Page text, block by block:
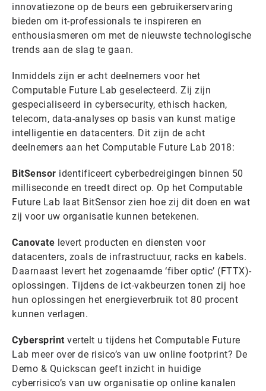
innovatiezone op de beurs een gebruikerservaring
bieden om it-professionals te inspireren en
enthousiasmeren om met de nieuwste technologische
trends aan de slag te gaan.
Inmiddels zijn er acht deelnemers voor het
Computable Future Lab geselecteerd. Zij zijn
gespecialiseerd in cybersecurity, ethisch hacken,
telecom, data-analyses op basis van kunst matige
intelligentie en datacenters. Dit zijn de acht
deelnemers aan het Computable Future Lab 2018:
BitSensor identificeert cyberbedreigingen binnen 50
milliseconde en treedt direct op. Op het Computable
Future Lab laat BitSensor zien hoe zij dit doen en wat
zij voor uw organisatie kunnen betekenen.
Canovate levert producten en diensten voor
datacenters, zoals de infrastructuur, racks en kabels.
Daarnaast levert het zogenaamde ‘fiber optic’ (FTTX)-
oplossingen. Tijdens de ict-vakbeurzen tonen zij hoe
hun oplossingen het energieverbruik tot 80 procent
kunnen verlagen.
Cybersprint vertelt u tijdens het Computable Future
Lab meer over de risico’s van uw online footprint? De
Demo & Quickscan geeft inzicht in huidige
cyberrisico’s van uw organisatie op online kanalen